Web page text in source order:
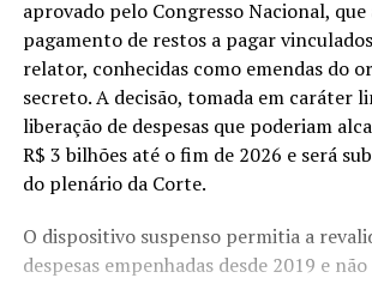
aprovado pelo Congresso Nacional,
pagamento de restos a pagar
relator, conhecidas como emendas do
secreto. A decisão, tomada em caráter
liberação de despesas que poderiam
R$ 3 bilhões até o fim de 2026 e será
do plenário da Corte.
O dispositivo suspenso permitia a
despesas empenhadas desde 2019 e